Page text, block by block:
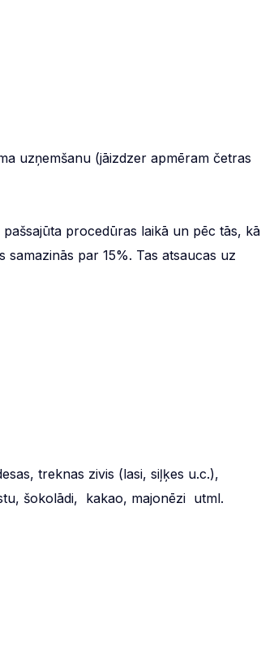
uzņemšanu (jāizdzer apmēram četras
procedūras laikā un pēc tās, kā
par 15%. Tas atsaucas uz
treknas zivis (lasi, siļķes u.c.),
šokolādi, kakao, majonēzi utml.